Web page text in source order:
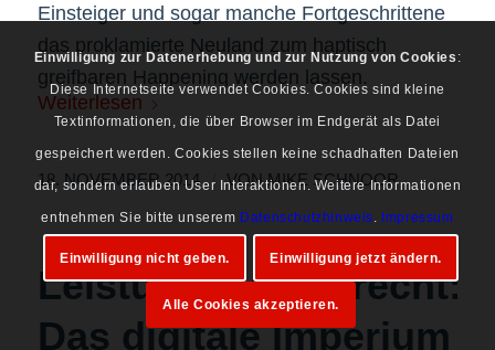
Einsteiger und sogar manche Fortgeschrittene
das proklamierte Neuland zum haptisch
greifbaren Happening werden lassen.
Weiterlesen
18. NOVEMBER 2014 / VONMIKE SCHNOOR
Leistungsschutzrecht:
Das digitale Imperium
Einwilligung zur Datenerhebung und zur Nutzung von Cookies :
Diese Internetseite verwendet Cookies. Cookies sind kleine
Textinformationen, die über Browser im Endgerät als Datei
gespeichert werden. Cookies stellen keine schadhaften Dateien
dar, sondern erlauben User Interaktionen. Weitere Informationen
entnehmen Sie bitte unserem Datenschutzhinweis. Impressum
Einwilligung nicht geben. Einwilligung jetzt ändern.
Alle Cookies akzeptieren.